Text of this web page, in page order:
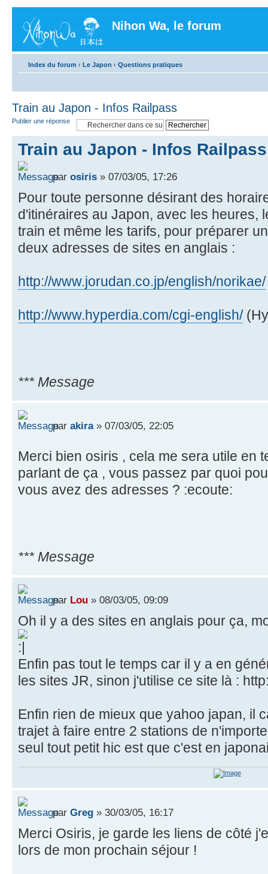
Nihon Wa, le forum
Index du forum ‹ Le Japon ‹ Questions pratiques
Train au Japon - Infos Railpass
Publier une réponse
Train au Japon - Infos Railpass
par osiris » 07/03/05, 17:26
Pour toute personne désirant des
d'itinéraires au Japon, avec les heures,
train et même les tarifs, pour préparer
deux adresses de sites en anglais :
http://www.jorudan.co.jp/english/norikae/
http://www.hyperdia.com/cgi-english/
*** Message
par akira» 07/03/05, 22:05
Merci bien osiris , cela me sera utile en
parlant de ça , vous passez par quoi
vous avez des adresses ? :ecoute:
*** Message
par Lou » 08/03/05, 09:09
Oh il y a des sites en anglais pour ça,
Enfin pas tout le temps car il y a en
les sites JR, sinon j'utilise ce site là :
Enfin rien de mieux que yahoo japan, il
trajet à faire entre 2 stations de
seul tout petit hic est que c'est en
par Greg » 30/03/05, 16:17
Merci Osiris, je garde les liens de côté
lors de mon prochain séjour !